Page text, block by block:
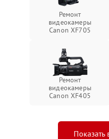
Ремонт
видеокамеры
Canon XF705
Ремонт
видеокамеры
Canon XF405
Показать